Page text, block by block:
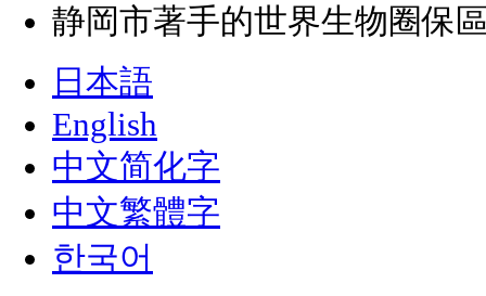
静岡市著手的世界生物圈保
日本語
English
中文简化字
中文繁體字
한국어